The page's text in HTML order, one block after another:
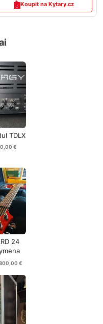
Koupit na Kytary.cz
TDLX
€
24
€